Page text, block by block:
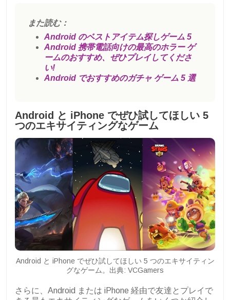
また読む：
Android のベストアイテム探しゲーム 5
Android 携帯電話向けの最高のホラー ゲ
ームのおすすめ、ぜひプレイしてくださ
い!
Android でおすすめのガチャ ゲーム 5 選
Android と iPhone でぜひ試してほしい 5
つのエキサイティングなゲーム
Android と iPhone でぜひ試してほしい 5 つのエキサイティン
グなゲーム。出典: VCGamers
さらに、Android または iPhone 経由で友達とプレイで